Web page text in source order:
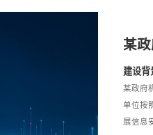
某
建设背
某政府
单位按
展信息